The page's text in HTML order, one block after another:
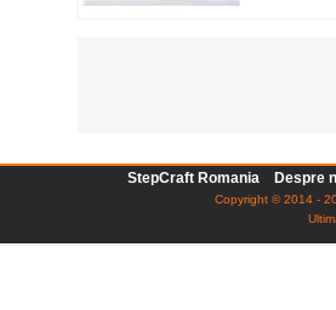
StepCraft Romania Despre
Copyright © 2014 -